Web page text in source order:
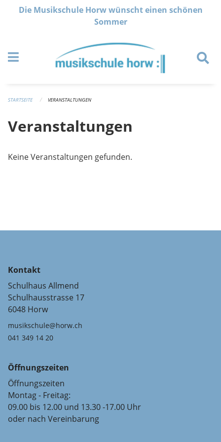
Navigation überspringen
Die Musikschule Horw wünscht einen schönen
Sommer
STARTSEITE VERANSTALTUNGEN
Veranstaltungen
Keine Veranstaltungen gefunden.
Kontakt
Schulhaus Allmend
Schulhausstrasse 17
6048 Horw
musikschule@horw.ch
041 349 14 20
Öffnungszeiten
Öffnungszeiten
Montag - Freitag:
09.00 bis 12.00 und 13.30 -17.00 Uhr
oder nach Vereinbarung